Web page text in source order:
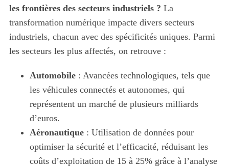
les frontières des secteurs industriels ? La
transformation numérique impacte divers secteurs
industriels, chacun avec des spécificités uniques. Parmi
les secteurs les plus affectés, on retrouve :
Automobile: Avancées technologiques, tels que
les véhicules connectés et autonomes, qui
représentent un marché de plusieurs milliards
d’euros.
Aéronautique: Utilisation de données pour
optimiser la sécurité et l’efficacité, réduisant les
coûts d’exploitation de 15 à 25% grâce à l’analyse